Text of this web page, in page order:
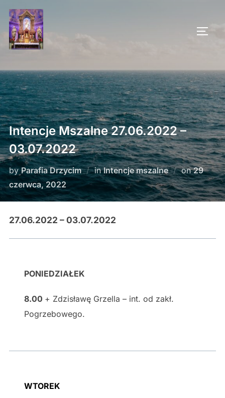
Skip
content
Intencje Mszalne 27.06.2022 –
03.07.2022
byParafia Drzycim inIntencje mszalne onPosted
on
29
czerwca, 2022
27.06.2022 – 03.07.2022
PONIEDZIAŁEK
8.00 + Zdzisławę Grzella – int. od zakł.
Pogrzebowego.
WTOREK